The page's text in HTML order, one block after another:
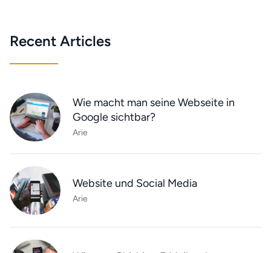
Recent Articles
Wie macht man seine Webseite in
Google sichtbar?
Arie
Website und Social Media
Arie